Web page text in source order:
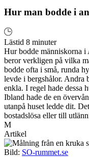
Hur man bodde i
Lästid 8 minuter
Hur bodde människorna i
beror verkligen på vilka
bodde ofta i små, runda
levde i bergshålor. Andra
enkla. I regel hade dessa
Ibland hade de en
utanpå huset ledde dit.
bostadslösa eller till
M
Artikel
Bild: SO-rummet.se